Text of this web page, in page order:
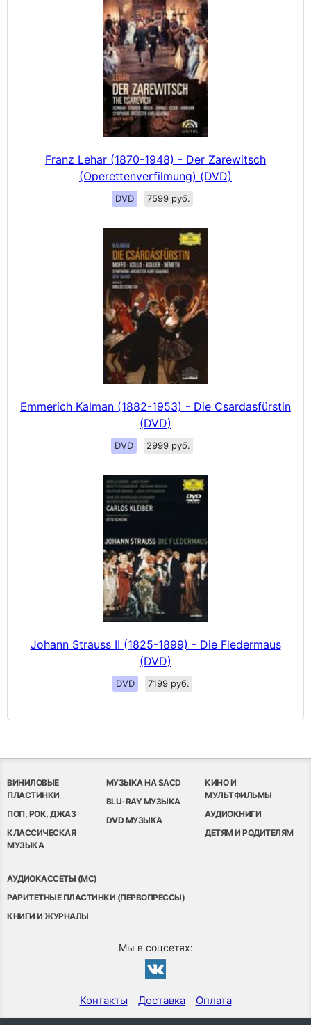
Franz Lehar (1870-1948) - Der Zarewitsch
(Operettenverfilmung) (DVD)
DVD 7599 руб.
Emmerich Kalman (1882-1953) - Die Csardasfürstin
(DVD)
DVD 2999 руб.
Johann Strauss II (1825-1899) - Die Fledermaus
(DVD)
DVD 7199 руб.
ВИНИЛОВЫЕ
ПЛАСТИНКИ
ПОП, РОК, ДЖАЗ
КЛАССИЧЕСКАЯ
МУЗЫКА
МУЗЫКА НА SACD
BLU-RAY МУЗЫКА
DVD МУЗЫКА
КИНО И
МУЛЬТФИЛЬМЫ
АУДИОКНИГИ
ДЕТЯМ И РОДИТЕЛЯМ
АУДИОКАССЕТЫ (MC)
РАРИТЕТНЫЕ ПЛАСТИНКИ (ПЕРВОПРЕССЫ)
КНИГИ И ЖУРНАЛЫ
Мы в соцсетях:
Контакты Доставка Оплата